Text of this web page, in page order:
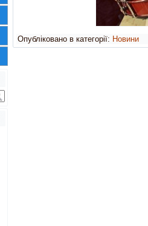
Опубліковано в категорії: Новини